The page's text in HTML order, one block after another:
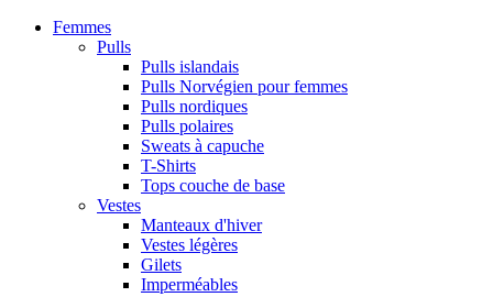
Femmes
Pulls
Pulls islandais
Pulls Norvégien pour femmes
Pulls nordiques
Pulls polaires
Sweats à capuche
T-Shirts
Tops couche de base
Vestes
Manteaux d'hiver
Vestes légères
Gilets
Imperméables